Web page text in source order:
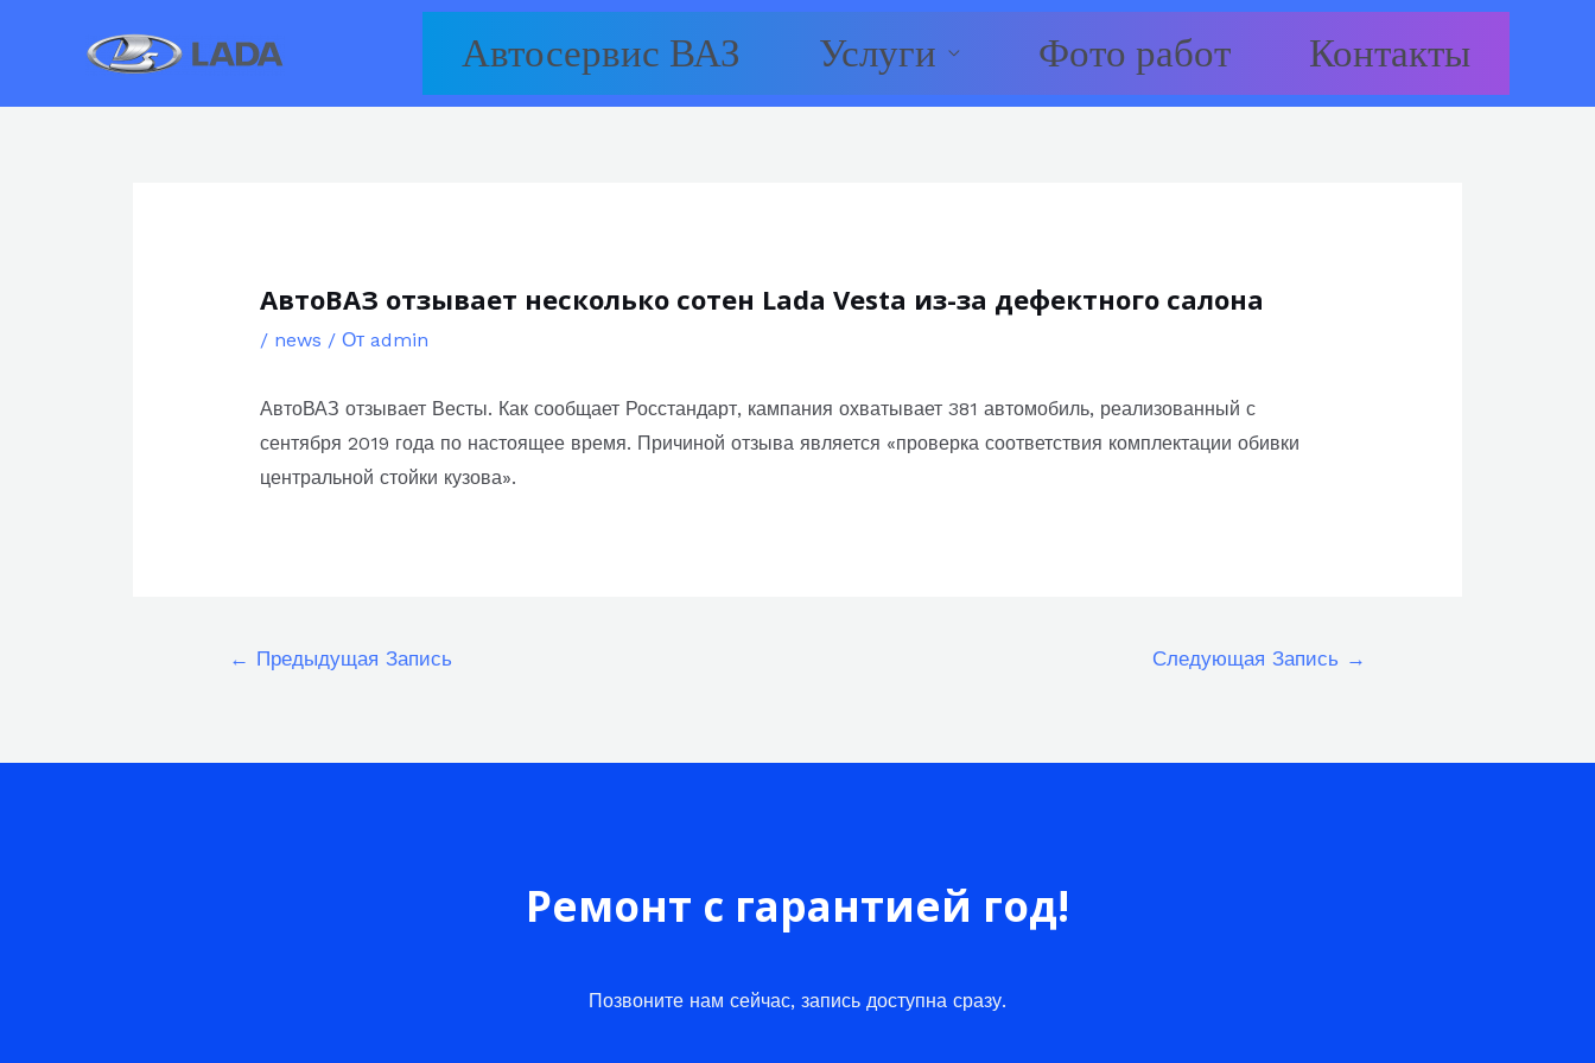
Автосервис ВАЗ Услуги Фото работ Контакты
АвтоВАЗ отзывает несколько сотен Lada Vesta из-за дефектного салона
/ news / От admin
АвтоВАЗ отзывает Весты. Как сообщает Росстандарт, кампания охватывает 381 автомобиль, реализованный с
сентября 2019 года по настоящее время. Причиной отзыва является «проверка соответствия комплектации обивки
центральной стойки кузова».
Навигация
← Предыдущая Запись Следующая Запись →
Ремонт с гарантией год!
Позвоните нам сейчас, запись доступна сразу.